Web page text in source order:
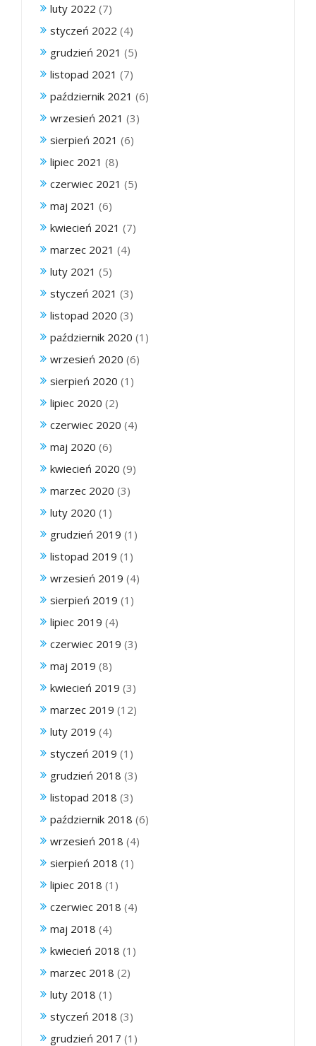
luty 2022 (7)
styczeń 2022 (4)
grudzień 2021 (5)
listopad 2021 (7)
październik 2021 (6)
wrzesień 2021 (3)
sierpień 2021 (6)
lipiec 2021 (8)
czerwiec 2021 (5)
maj 2021 (6)
kwiecień 2021 (7)
marzec 2021 (4)
luty 2021 (5)
styczeń 2021 (3)
listopad 2020 (3)
październik 2020 (1)
wrzesień 2020 (6)
sierpień 2020 (1)
lipiec 2020 (2)
czerwiec 2020 (4)
maj 2020 (6)
kwiecień 2020 (9)
marzec 2020 (3)
luty 2020 (1)
grudzień 2019 (1)
listopad 2019 (1)
wrzesień 2019 (4)
sierpień 2019 (1)
lipiec 2019 (4)
czerwiec 2019 (3)
maj 2019 (8)
kwiecień 2019 (3)
marzec 2019 (12)
luty 2019 (4)
styczeń 2019 (1)
grudzień 2018 (3)
listopad 2018 (3)
październik 2018 (6)
wrzesień 2018 (4)
sierpień 2018 (1)
lipiec 2018 (1)
czerwiec 2018 (4)
maj 2018 (4)
kwiecień 2018 (1)
marzec 2018 (2)
luty 2018 (1)
styczeń 2018 (3)
grudzień 2017 (1)